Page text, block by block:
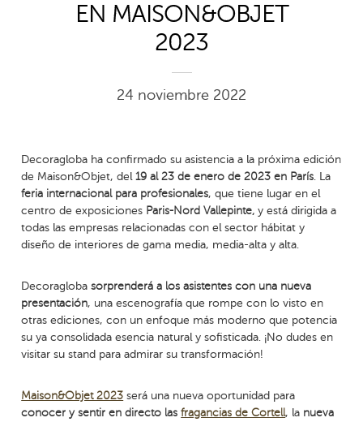
EN MAISON&OBJET
2023
24 noviembre 2022
Decoragloba ha confirmado su asistencia a la próxima edición
de Maison&Objet, del19 al 23 de enero de 2023 en París . La
feria internacional para profesionales, que tiene lugar en el
centro de exposiciones Paris-Nord Vallepinte,y está dirigida a
todas las empresas relacionadas con el sector hábitat y
diseño de interiores de gama media, media-alta y alta.
Decoraglobasorprenderá a los asistentes con una nueva
presentación, una escenografía que rompe con lo visto en
otras ediciones, con un enfoque más moderno que potencia
su ya consolidada esencia natural y sofisticada. ¡No dudes en
visitar su stand para admirar su transformación!
Maison&Objet 2023 será una nueva oportunidad para
conocer y sentir en directo lasfragancias de Cortell, la nueva